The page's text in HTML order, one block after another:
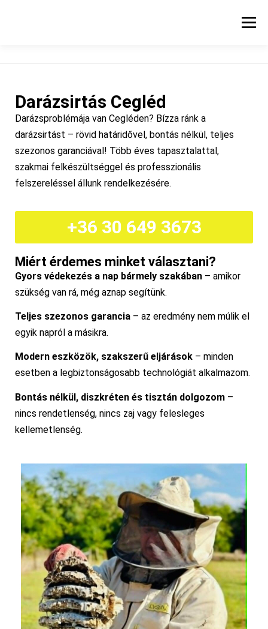
Menü
HŐKAMERÁS VIZSGÁLAT ÁRAK BLOG
KAPCSOLAT
Darázsirtás Cegléd
Darázsproblémája van Cegléden? Bízza ránk a
darázsirtást – rövid határidővel, bontás nélkül, teljes
szezonos garanciával! Több éves tapasztalattal,
szakmai felkészültséggel és professzionális
felszereléssel állunk rendelkezésére.
+36 30 649 3673
Miért érdemes minket választani?
Gyors védekezés a nap bármely szakában – amikor
szükség van rá, még aznap segítünk.
Teljes szezonos garancia – az eredmény nem múlik el
egyik napról a másikra.
Modern eszközök, szakszerű eljárások – minden
esetben a legbiztonságosabb technológiát alkalmazom.
Bontás nélkül, diszkréten és tisztán dolgozom –
nincs rendetlenség, nincs zaj vagy felesleges
kellemetlenség.